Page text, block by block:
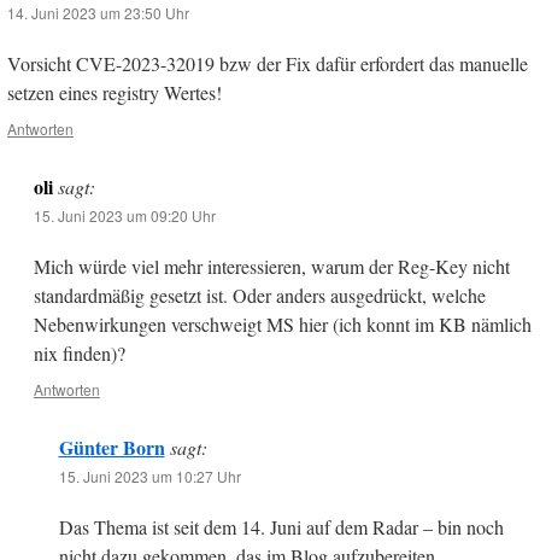
14. Juni 2023 um 23:50 Uhr
Vorsicht CVE-2023-32019 bzw der Fix dafür erfordert das manuelle
setzen eines registry Wertes!
Antworten
oli sagt:
15. Juni 2023 um 09:20 Uhr
Mich würde viel mehr interessieren, warum der Reg-Key nicht
standardmäßig gesetzt ist. Oder anders ausgedrückt, welche
Nebenwirkungen verschweigt MS hier (ich konnt im KB nämlich
nix finden)?
Antworten
Günter Born sagt:
15. Juni 2023 um 10:27 Uhr
Das Thema ist seit dem 14. Juni auf dem Radar – bin noch